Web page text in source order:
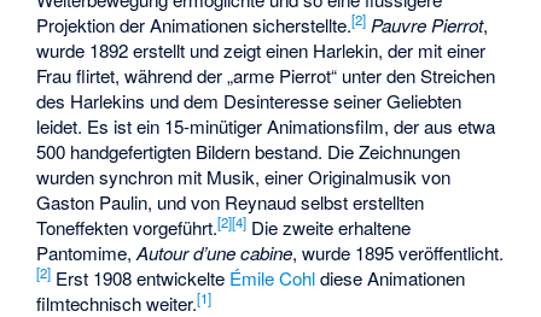
Projektion der Animationen sicherstellte.[2] Pauvre Pierrot,
wurde 1892 erstellt und zeigt einen Harlekin, der mit einer
Frau flirtet, während der „arme Pierrot“ unter den Streichen
des Harlekins und dem Desinteresse seiner Geliebten
leidet. Es ist ein 15-minütiger Animationsfilm, der aus etwa
500 handgefertigten Bildern bestand. Die Zeichnungen
wurden synchron mit Musik, einer Originalmusik von
Gaston Paulin, und von Reynaud selbst erstellten
Toneffekten vorgeführt.[2][4] Die zweite erhaltene
Pantomime,Autour d’une cabine, wurde 1895 veröffentlicht.
[2] Erst 1908 entwickelte Émile Cohldiese Animationen
filmtechnisch weiter.[1]